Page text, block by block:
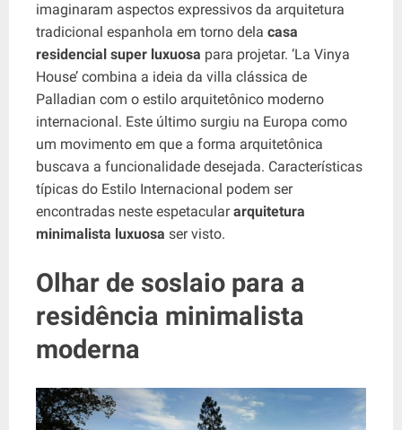
imaginaram aspectos expressivos da arquitetura
tradicional espanhola em torno dela casa
residencial super luxuosa para projetar. ‘La Vinya
House’ combina a ideia da villa clássica de
Palladian com o estilo arquitetônico moderno
internacional. Este último surgiu na Europa como
um movimento em que a forma arquitetônica
buscava a funcionalidade desejada. Características
típicas do Estilo Internacional podem ser
encontradas neste espetaculararquitetura
minimalista luxuosa ser visto.
Olhar de soslaio para a
residência minimalista
moderna